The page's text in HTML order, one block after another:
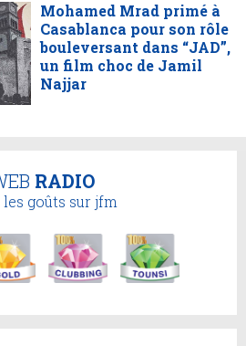
Mohamed Mrad primé à
Casablanca pour son rôle
bouleversant dans “JAD”,
un film choc de Jamil
Najjar
RADIO
les goûts sur jfm